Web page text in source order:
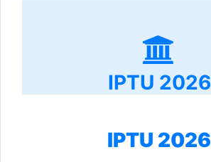
IPTU 2026
IPTU 2026